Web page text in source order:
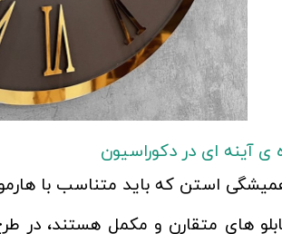
ی آینه ای در دکوراسیون
استن که باید متناسب با
های متقارن و مکمل هستند، در